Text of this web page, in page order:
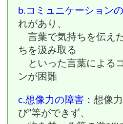
b. コミュニケーションの
れがあり、
言葉で気持ちを伝え
ちを汲み取る
といった言葉による
ンが困難
c.想像力の障害： 想像
び”等ができず、